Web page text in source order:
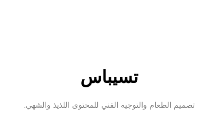
تسيباس
تصميم الطعام والتوجيه الفني للمحتوى اللذيذ والشهي.